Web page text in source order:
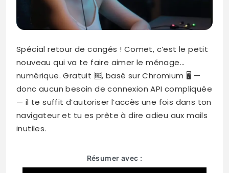
Spécial retour de congés ! Comet, c’est le petit
nouveau qui va te faire aimer le ménage…
numérique. Gratuit 🆓, basé sur Chromium 🖥️ —
donc aucun besoin de connexion API compliquée
— il te suffit d’autoriser l’accès une fois dans ton
navigateur et tu es prête à dire adieu aux mails
inutiles.
Résumer avec :